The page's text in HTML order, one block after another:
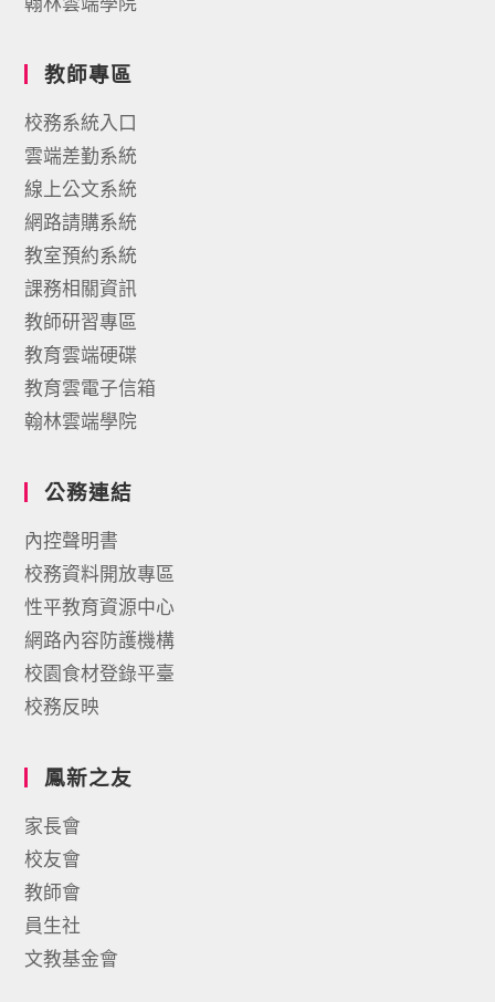
教師專區
校務系統入口
雲端差勤系統
線上公文系統
網路請購系統
教室預約系統
課務相關資訊
教師研習專區
教育雲端硬碟
教育雲電子信箱
翰林雲端學院
公務連結
內控聲明書
校務資料開放專區
性平教育資源中心
網路內容防護機構
校園食材登錄平臺
校務反映
鳳新之友
家長會
校友會
教師會
員生社
文教基金會